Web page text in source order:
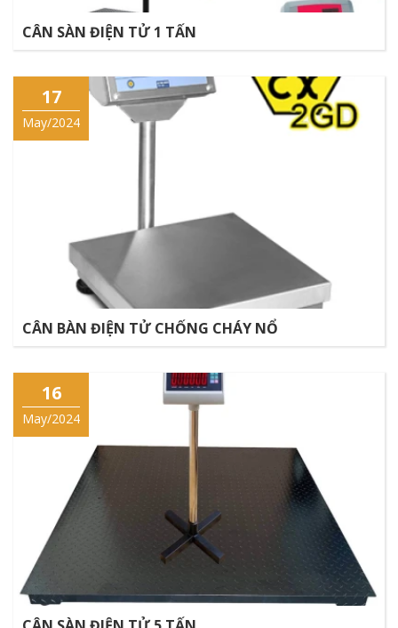
CÂN SÀN ĐIỆN TỬ 1 TẤN
17
May/2024
CÂN BÀN ĐIỆN TỬ CHỐNG CHÁY NỔ
16
May/2024